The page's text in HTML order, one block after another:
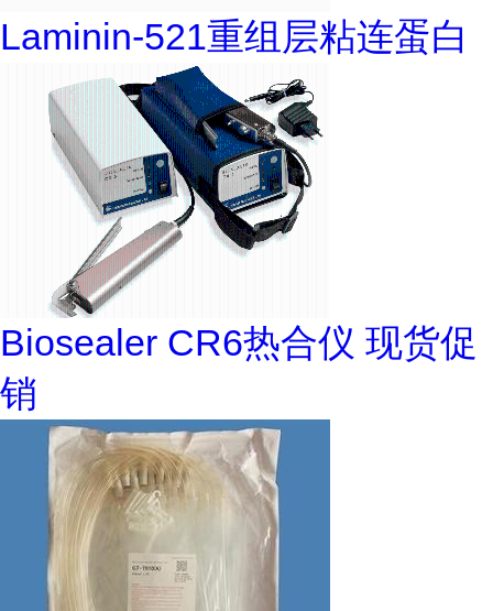
Laminin-521重组层粘连蛋白
Biosealer CR6热合仪 现货促
销